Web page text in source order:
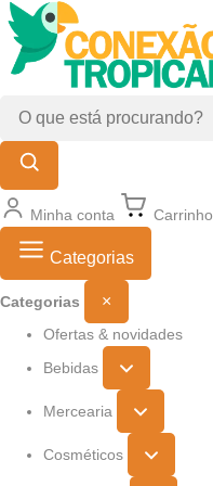
Minha conta Carrinho
Categorias
Categorias ×
Ofertas & novidades
Bebidas
Mercearia
Cosméticos